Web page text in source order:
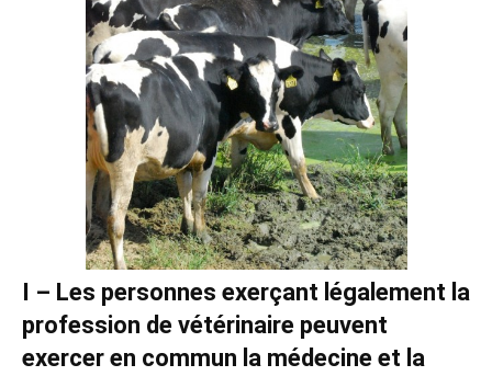
I – Les personnes exerçant légalement la
profession de vétérinaire peuvent
exercer en commun la médecine et la